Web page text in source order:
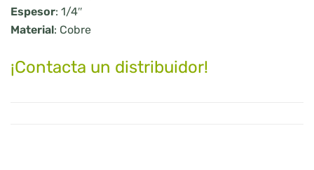
Espesor: 1/4″
Material: Cobre
¡Contacta un distribuidor!